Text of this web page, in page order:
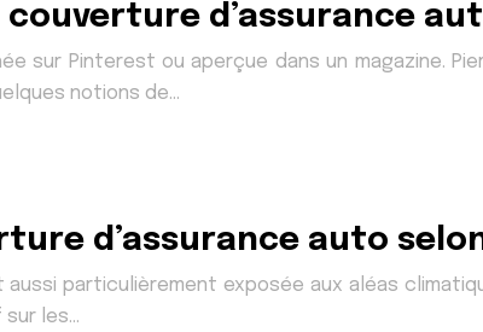
d’assurance
sur Pinterest ou aperçue dans un magazine.
notions de…
d’assurance auto
particulièrement exposée aux aléas
les…